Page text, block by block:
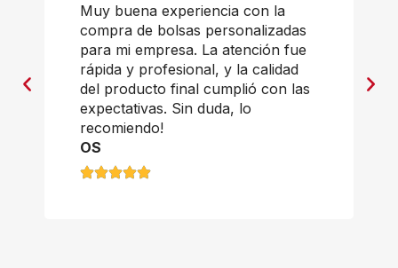
Muy buena experiencia con la
compra de bolsas personalizadas
para mi empresa. La atención fue
rápida y profesional, y la calidad
del producto final cumplió con las
expectativas. Sin duda, lo
recomiendo!
OS